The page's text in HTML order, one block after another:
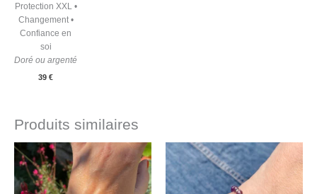
Protection XXL •
Changement •
Confiance en
soi
Doré ou argenté
39€
Produits similaires